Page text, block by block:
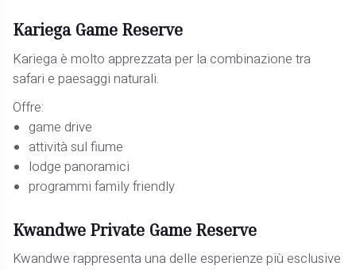
Kariega Game Reserve
Kariega è molto apprezzata per la combinazione tra
safari e paesaggi naturali.
Offre:
game drive
attività sul fiume
lodge panoramici
programmi family friendly
Kwandwe Private Game Reserve
Kwandwe rappresenta una delle esperienze più esclusive